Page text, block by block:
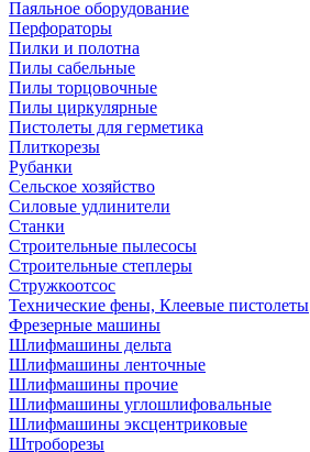
Паяльное оборудование
Перфораторы
Пилки и полотна
Пилы сабельные
Пилы торцовочные
Пилы циркулярные
Пистолеты для герметика
Плиткорезы
Рубанки
Сельское хозяйство
Силовые удлинители
Станки
Строительные пылесосы
Строительные степлеры
Стружкоотсос
Технические фены, Клеевые пистолеты
Фрезерные машины
Шлифмашины дельта
Шлифмашины ленточные
Шлифмашины прочие
Шлифмашины углошлифовальные
Шлифмашины эксцентриковые
Штроборезы